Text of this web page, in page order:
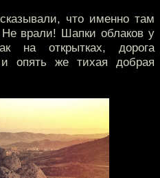
что именно там
врали! Шапки облаков у
на открытках, дорога
и опять же тихая добрая